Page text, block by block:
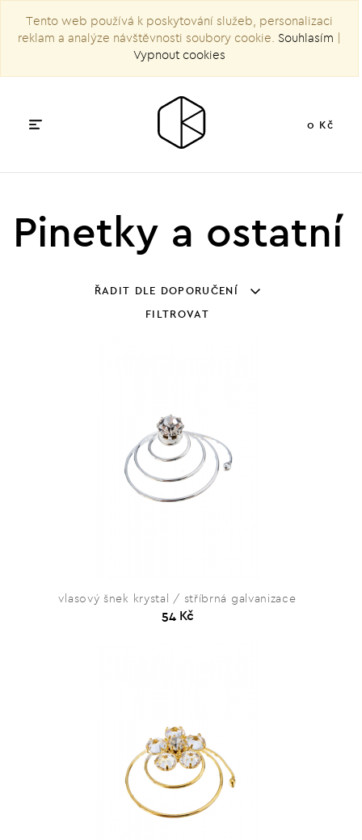
Tento web používá k poskytování služeb, personalizaci
reklam a analýze návštěvnosti soubory cookie. Souhlasím |
Vypnout cookies
0 Kč
Pinetky a ostatní
ŘADIT DLE DOPORUČENÍ
FILTROVAT
vlasový šnek krystal / stříbrná galvanizace
54 Kč